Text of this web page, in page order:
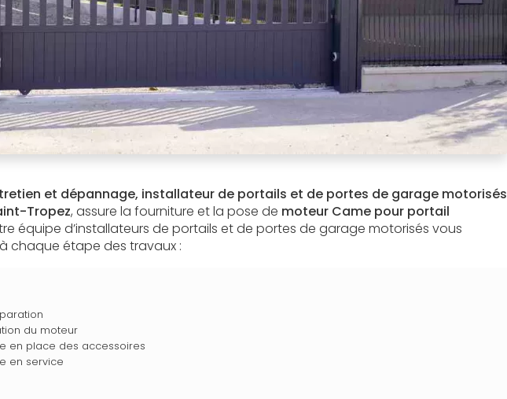
et dépannage, installateur de portails et de portes de garage motorisés
Tropez, assure la fourniture et la pose de moteur Came pour portail
équipe d’installateurs de portails et de portes de garage motorisés vous
chaque étape des travaux :
du moteur
en place des accessoires
en service